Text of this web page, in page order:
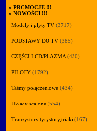
» PROMOCJE !!!
» NOWOŚCI !!!
Moduły i płyty TV (3717)
PODSTAWY DO TV (385)
CZĘŚCI LCD/PLAZMA (430)
PILOTY (1792)
Taśmy połączeniowe (434)
Układy scalone (554)
Tranzystory,tyrystory,triaki (167)